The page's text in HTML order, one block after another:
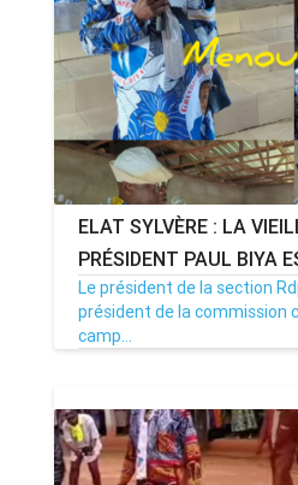
ELAT SYLVÈRE : LA
PRÉSIDENT PAUL BIYA
Le président de la section
président de la commission
camp...